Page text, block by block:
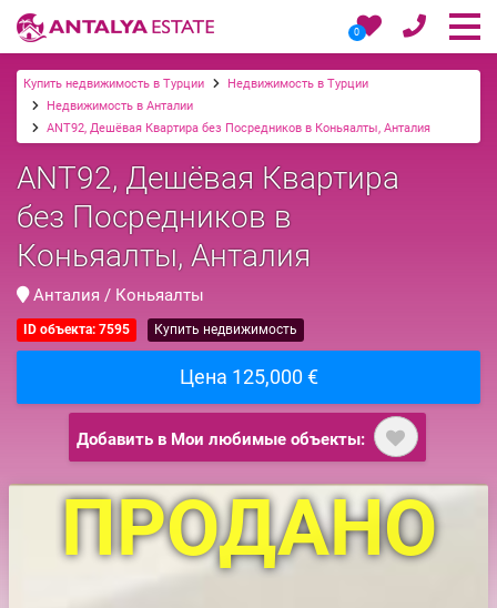
0
Купить недвижимость в Турции
Недвижимость в Турции
Недвижимость в Анталии
ANT92, Дешёвая Квартира без Посредников в Коньяалты, Анталия
ANT92, Дешёвая Квартира
без Посредников в
Коньяалты, Анталия
Анталия / Коньяалты
ID объекта: 7595 Купить недвижимость
Цена 125,000 €
Добавить в Мои любимые объекты:
ПРОДАНО